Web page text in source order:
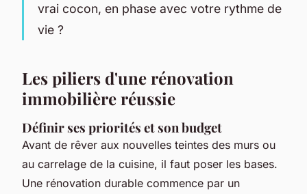
vrai cocon, en phase avec votre rythme de
vie ?
Les piliers d'une rénovation
immobilière réussie
Définir ses priorités et son budget
Avant de rêver aux nouvelles teintes des murs ou
au carrelage de la cuisine, il faut poser les bases.
Une rénovation durable commence par un